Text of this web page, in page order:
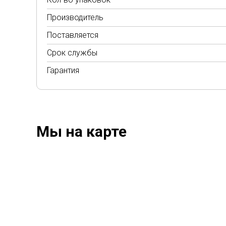
Производитель
Поставляется
Срок службы
Гарантия
Мы на карте